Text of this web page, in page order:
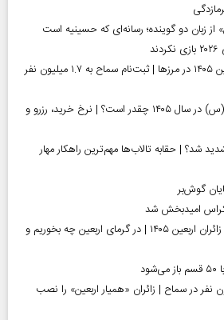
از زبان دو گوینده؛ رسانه‌ای که حسینیه است
آغاز رسمی برنامه‌های اربعین ۱۴۰۵ در مرز‌ها | ثبت‌نام سماح به ۱.۷ میلیون نفر
قیمت قبر در بهشت زهرا (س) در سال ۱۴۰۵ چقدر است؟ | نرخ خرید، رزرو و
شد؟ | حقابه تالاب‌ها مهم‌ترین راهکار مهار
گوش‌بر
امیدبخش شد
توصیه‌های تغذیه‌ای برای زائران اربعین ۱۴۰۵ | در گرمای اربعین چه بخوریم و
در سماح | زائران «همیار اربعین» را نصب